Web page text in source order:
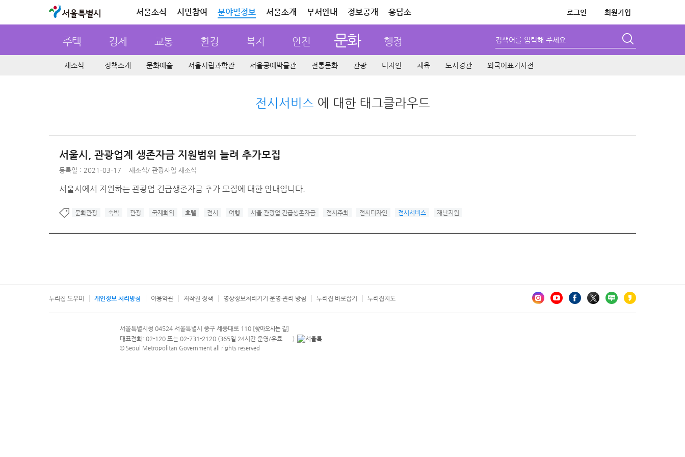
서울특별시 서울소식 시민참여 분야별정보 서울소개 부서안내 정보공개 응답소 로그인 회원가입
주택 경제 교통 환경 복지 안전 문화 행정 검색어를 입력해 주세요
새소식 정책소개 문화예술 서울시립과학관 서울공예박물관 전통문화 관광 디자인 체육 도시경관 외국어표기사전
전시서비스 에 대한 태그클라우드
서울시, 관광업계 생존자금 지원범위 늘려 추가모집
등록일 : 2021-03-17 새소식/ 관광사업 새소식
서울시에서 지원하는 관광업 긴급생존자금 추가 모집에 대한 안내입니다.
문화관광 숙박 관광 국제회의 호텔 전시 여행 서울 관광업 긴급생존자금 전시주최 전시디자인 전시서비스 재난지원
누리집 도우미 개인정보 처리방침 이용약관 저작권 정책 영상정보처리기기 운영·관리 방침 누리집 바로잡기 누리집지도
문의 전화번호 120, 120 다산콜재단
서울특별시청 04524 서울특별시 중구 세종대로 110 [찾아오시는 길]
대표전화: 02-120 또는 02-731-2120 (365일 24시간 운영/유료 안내팝업 열기
)
© Seoul Metropolitan Government all rights reserved